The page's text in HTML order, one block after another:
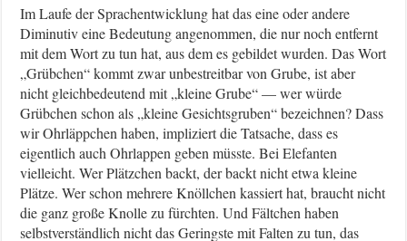
Im Laufe der Sprachentwicklung hat das eine oder andere
Diminutiv eine Bedeutung angenommen, die nur noch entfernt
mit dem Wort zu tun hat, aus dem es gebildet wurden. Das Wort
„Grübchen“ kommt zwar unbestreitbar von Grube, ist aber
nicht gleichbedeutend mit „kleine Grube“ — wer würde
Grübchen schon als „kleine Gesichtsgruben“ bezeichnen? Dass
wir Ohrläppchen haben, impliziert die Tatsache, dass es
eigentlich auch Ohrlappen geben müsste. Bei Elefanten
vielleicht. Wer Plätzchen backt, der backt nicht etwa kleine
Plätze. Wer schon mehrere Knöllchen kassiert hat, braucht nicht
die ganz große Knolle zu fürchten. Und Fältchen haben
selbstverständlich nicht das Geringste mit Falten zu tun, das